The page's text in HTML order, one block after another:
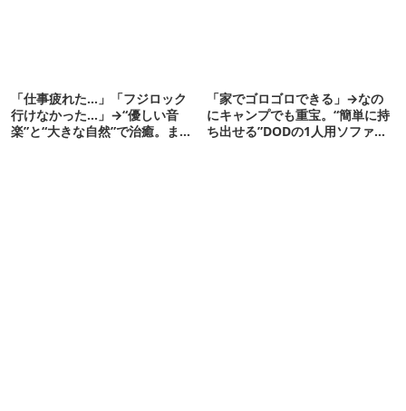
「仕事疲れた…」「フジロック
行けなかった…」→“優しい音
楽”と“大きな自然”で治癒。まだ
「家でゴロゴロできる」→なの
にキャンプでも重宝。“簡単に持
ち出せる”DODの1人用ソファが